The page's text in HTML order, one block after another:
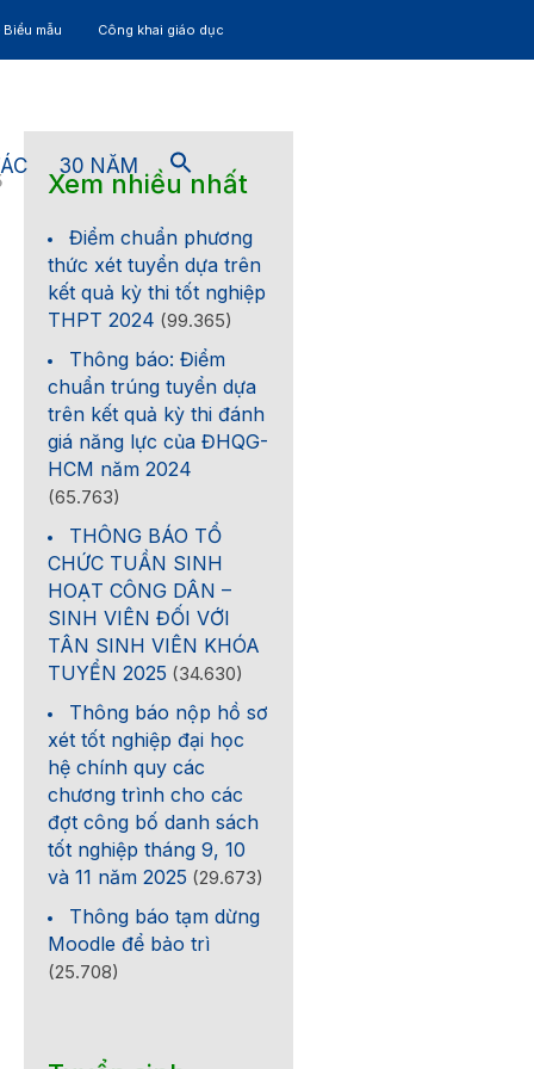
mẫu Công khai giáo dục
30 NĂM
Xem nhiều nhất
Điểm chuẩn phương
thức xét tuyển dựa trên
kết quả kỳ thi tốt nghiệp
THPT 2024 (99.365)
Thông báo: Điểm
chuẩn trúng tuyển dựa
trên kết quả kỳ thi đánh
giá năng lực của ĐHQG-
HCM năm 2024
(65.763)
THÔNG BÁO TỔ
CHỨC TUẦN SINH
HOẠT CÔNG DÂN –
SINH VIÊN ĐỐI VỚI
TÂN SINH VIÊN KHÓA
TUYỂN 2025 (34.630)
Thông báo nộp hồ sơ
xét tốt nghiệp đại học
hệ chính quy các
chương trình cho các
đợt công bố danh sách
tốt nghiệp tháng 9, 10
và 11 năm 2025 (29.673)
Thông báo tạm dừng
Moodle để bảo trì
(25.708)